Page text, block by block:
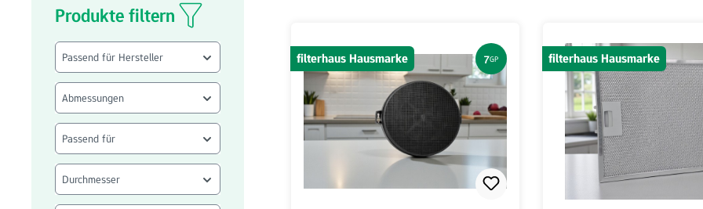
Produkte filtern
Passend für Hersteller
Abmessungen
Passend für
Durchmesser
filterhaus Hausmarke 7GP filterhaus Hausmarke